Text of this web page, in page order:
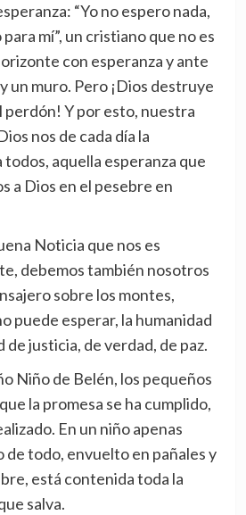
“Yo no espero nada,
mí”, un cristiano que no es
con esperanza y ante
un muro. Pero ¡Dios destruye
perdón! Y por esto, nuestra
nos de cada día la
todos, aquella esperanza que
a Dios en el pesebre en
Noticia que nos es
debemos también nosotros
sobre los montes,
puede esperar, la humanidad
de justicia, de verdad, de paz.
Niño de Belén, los pequeños
la promesa se ha cumplido,
En un niño apenas
de todo, envuelto en pañales y
está contenida toda la
salva.